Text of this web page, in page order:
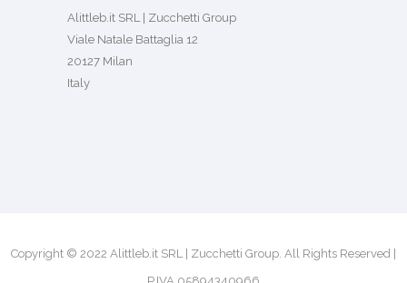
Alittleb.it SRL | Zucchetti Group
Viale Natale Battaglia 12
20127 Milan
Italy
Copyright © 2022 Alittleb.it SRL | Zucchetti Group. All Rights Reserved |